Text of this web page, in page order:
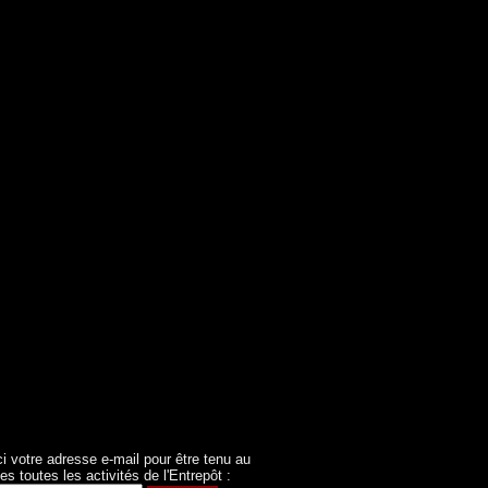
votre adresse e-mail pour être tenu au
toutes les activités de l'Entrepôt :